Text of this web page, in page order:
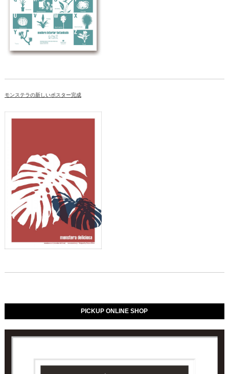
モンステラの新しいポスター完成
PICKUP ONLINE SHOP